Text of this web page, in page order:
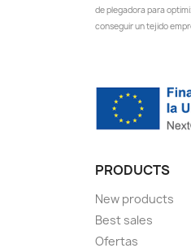
de plegadora para
conseguir un tejido
PRODUCTS
New products
Best sales
Ofertas